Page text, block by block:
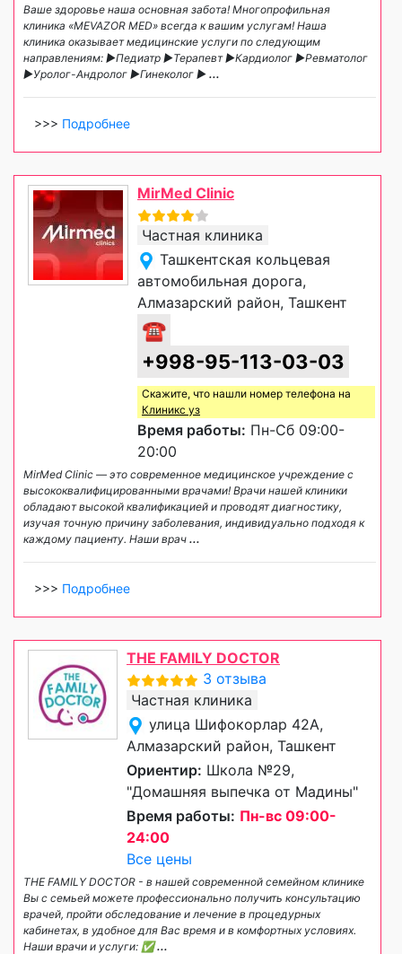
Ваше здоровье наша основная забота! Многопрофильная
клиника «MEVAZOR MED» всегда к вашим услугам! Наша
клиника оказывает медицинские услуги по следующим
направлениям: ►Педиатр ►Терапевт ►Кардиолог ►Ревматолог
►Уролог-Андролог ►Гинеколог ► ...
>>> Подробнее
MirMed Clinic
Частная клиника
Ташкентская кольцевая
автомобильная дорога,
Алмазарский район, Ташкент
☎
+998-95-113-03-03
Скажите, что нашли номер телефона на
Клиникс уз
Время работы: Пн-Сб 09:00-
20:00
MirMed Clinic — это современное медицинское учреждение с
высококвалифицированными врачами! Врачи нашей клиники
обладают высокой квалификацией и проводят диагностику,
изучая точную причину заболевания, индивидуально подходя к
каждому пациенту. Наши врач ...
>>> Подробнее
THE FAMILY DOCTOR
3 отзыва
Частная клиника
улица Шифокорлар 42А,
Алмазарский район, Ташкент
Ориентир: Школа №29,
"Домашняя выпечка от Мадины"
Время работы: Пн-вс 09:00-
24:00
Все цены
THE FAMILY DOCTOR - в нашей современной семейном клинике
Вы с семьей можете профессионально получить консультацию
врачей, пройти обследование и лечение в процедурных
кабинетах, в удобное для Вас время и в комфортных условиях.
Наши врачи и услуги: ✅...